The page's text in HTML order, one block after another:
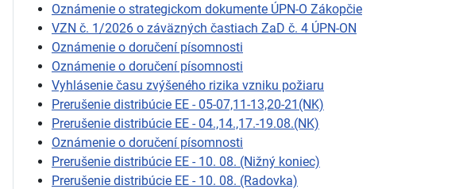
Oznámenie o strategickom dokumente ÚPN-O Zákopčie
VZN č. 1/2026 o záväzných častiach ZaD č. 4 ÚPN-ON
Oznámenie o doručení písomnosti
Oznámenie o doručení písomnosti
Vyhlásenie času zvýšeného rizika vzniku požiaru
Prerušenie distribúcie EE - 05-07,11-13,20-21(NK)
Prerušenie distribúcie EE - 04.,14.,17.-19.08.(NK)
Oznámenie o doručení písomnosti
Prerušenie distribúcie EE - 10. 08. (Nižný koniec)
Prerušenie distribúcie EE - 10. 08. (Radovka)